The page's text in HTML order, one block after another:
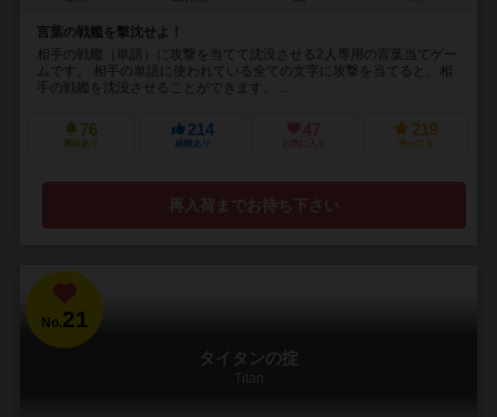
言葉の戦艦を撃沈せよ！
相手の戦艦（単語）に攻撃を当てて沈没させる2人専用の言葉当てゲー
ムです。 相手の単語に使われている全ての文字に攻撃を当てると、相
手の戦艦を沈没させることができます。 ...
76
興味あり
214
経験あり
47
お気に入り
219
持ってる
再入荷までお待ち下さい
No.21
タイタンの掟
Titan